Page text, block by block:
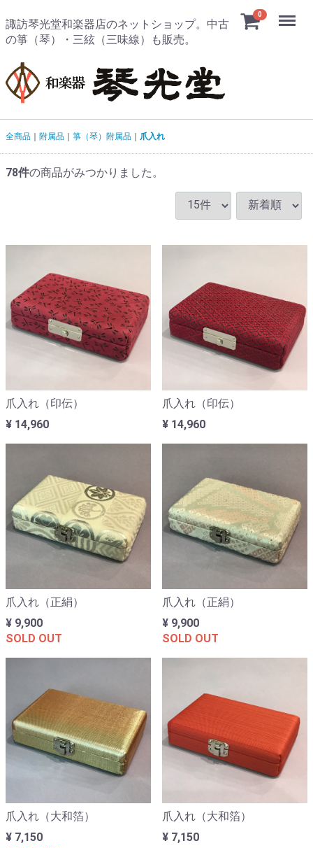
諏訪琴光堂和楽器店のネットショップ。中古
の箏（琴）・三絃（三味線）も販売。
0 Menu
全商品 附属品 箏（琴）附属品 爪入れ
78件の商品がみつかりました。
爪入れ（印伝）
¥ 14,960
爪入れ（印伝）
¥ 14,960
爪入れ（正絹）
¥ 9,900
SOLD OUT
爪入れ（正絹）
¥ 9,900
SOLD OUT
爪入れ（大和箔）
¥ 7,150
爪入れ（大和箔）
¥ 7,150